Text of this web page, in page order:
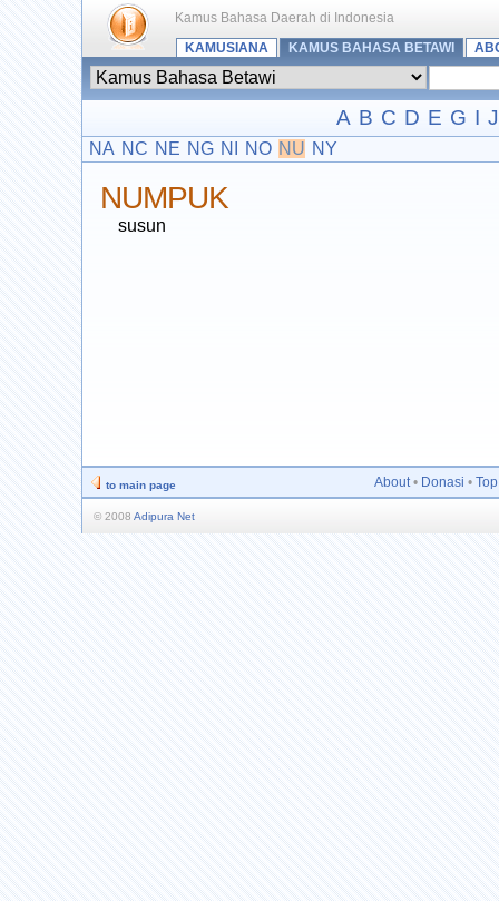
Kamus Bahasa Daerah di Indonesia
KAMUSIANA
KAMUS BAHASA BETAWI
A B C D E G I J
NA NC NE NG NI NO NU NY
NUMPUK
susun
to main page About • Donasi •
© 2008 Adipura Net